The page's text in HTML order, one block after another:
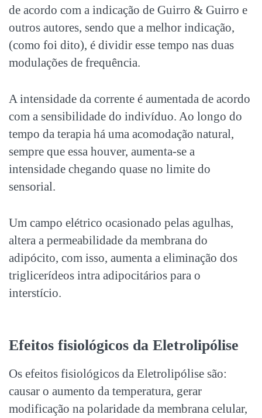
de acordo com a indicação de Guirro & Guirro e
outros autores, sendo que a melhor indicação,
(como foi dito), é dividir esse tempo nas duas
modulações de frequência.
A intensidade da corrente é aumentada de acordo
com a sensibilidade do indivíduo. Ao longo do
tempo da terapia há uma acomodação natural,
sempre que essa houver, aumenta-se a
intensidade chegando quase no limite do
sensorial.
Um campo elétrico ocasionado pelas agulhas,
altera a permeabilidade da membrana do
adipócito, com isso, aumenta a eliminação dos
triglicerídeos intra adipocitários para o
interstício.
Efeitos fisiológicos da Eletrolipólise
Os efeitos fisiológicos da Eletrolipólise são:
causar o aumento da temperatura, gerar
modificação na polaridade da membrana celular,